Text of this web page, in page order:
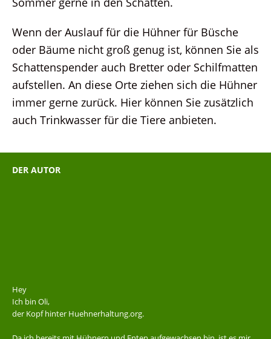
Wenn der Auslauf für die Hühner für Büsche
oder Bäume nicht groß genug ist, können Sie als
Schattenspender auch Bretter oder Schilfmatten
aufstellen. An diese Orte ziehen sich die Hühner
immer gerne zurück. Hier können Sie zusätzlich
auch Trinkwasser für die Tiere anbieten.
DER AUTOR
Hey
Ich bin Oli,
der Kopf hinter Huehnerhaltung.org.